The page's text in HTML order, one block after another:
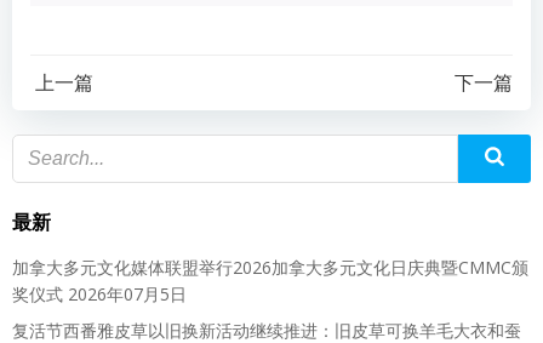
上一篇 下一篇
最新
加拿大多元文化媒体联盟举行2026加拿大多元文化日庆典暨CMMC颁
奖仪式 2026年07月5日
复活节西番雅皮草以旧换新活动继续推进：旧皮草可换羊毛大衣和蚕